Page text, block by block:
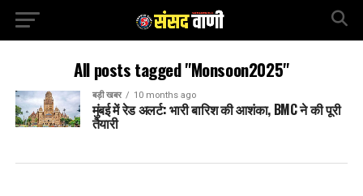
All posts tagged "Monsoon2025"
बड़ी खबर 10 months ago
मुंबई में रेड अलर्ट: भारी बारिश की आशंका, BMC ने की पूरी
तैयारी